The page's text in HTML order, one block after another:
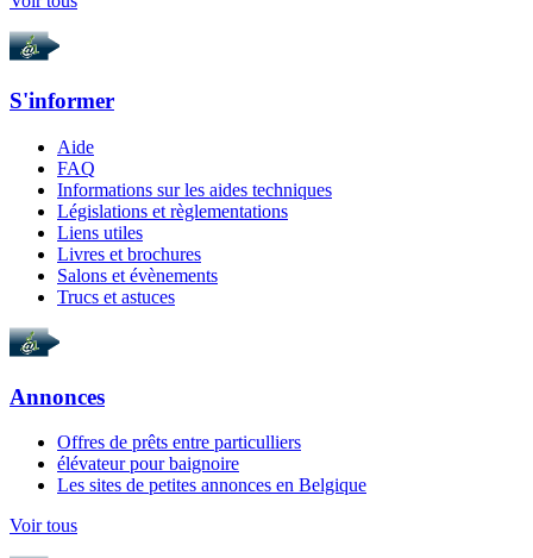
S'informer
Aide
FAQ
Informations sur les aides techniques
Législations et règlementations
Liens utiles
Livres et brochures
Salons et évènements
Trucs et astuces
Annonces
Offres de prêts entre particulliers
élévateur pour baignoire
Les sites de petites annonces en Belgique
Voir tous